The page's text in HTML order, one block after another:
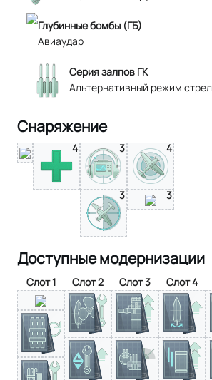
Глубинные бомбы (ГБ)
Авиаудар
Серия залпов ГК
Альтернативный режим
Снаряжение
4 3
3
4
3
Доступные модернизации
Слот 1 Слот 2 Слот 3 Слот 4